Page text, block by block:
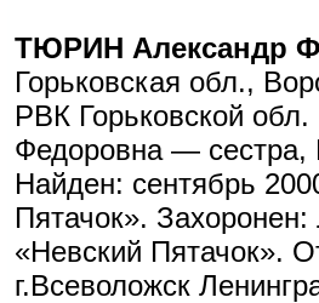
ТЮРИН Александр
Горьковская обл.,
РВК Горьковской
Федоровна — сестра,
Найден: сентябрь
Пятачок».
«Невский Пятачок».
г.Всеволожск